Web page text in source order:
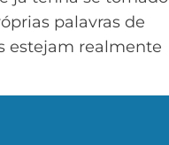
palavras de
estejam realmente